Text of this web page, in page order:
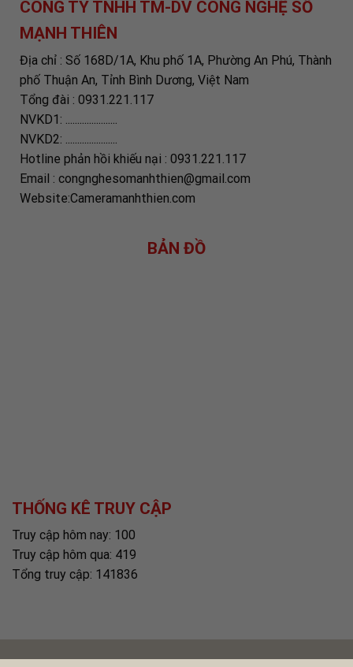
CÔNG TY TNHH TM-DV CÔNG NGHỆ SỐ
MẠNH THIÊN
Địa chỉ : Số 168D/1A, Khu phố 1A, Phường An Phú, Thành
phố Thuận An, Tỉnh Bình Dương, Việt Nam
Tổng đài : 0931.221.117
NVKD1: ......................
NVKD2: ......................
Hotline phản hồi khiếu nại : 0931.221.117
Email : congnghesomanhthien@gmail.com
Website:Cameramanhthien.com
BẢN ĐỒ
THỐNG KÊ TRUY CẬP
Truy cập hôm nay: 100
Truy cập hôm qua: 419
Tổng truy cập: 141836